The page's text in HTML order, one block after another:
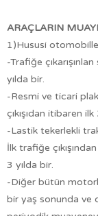
ARAÇLARIN
1)Hususi
-Trafiğe
yılda bir.
-Resmi ve ticari
çıkışıdan itibaren
-Lastik tekerlekli
İlk trafiğe
3 yılda bir.
-Diğer bütün
bir yaş sonunda ve